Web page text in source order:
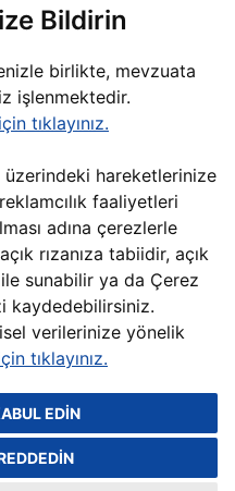
Bildirin
birlikte, mevzuata
işlenmektedir.
tıklayınız.
üzerindeki hareketlerinize
faaliyetleri
adına çerezlerle
rızanıza tabiidir, açık
ile sunabilir ya da Çerez
kaydedebilirsiniz.
verilerinize yönelik
tıklayınız.
EDİN
AYARLARIMI DEĞİŞTİR
hakları saklıdır. Burger King
tek hak sahibidir.
Inc. All rights reserved. Tüm
Inc., Popeyes® markası ve
saklıdır. Arby’s IP Holder,
sahibidir.
ticari markasıdır. © 2026
Sbarro International,
tek hak sahibidir.
hak sahibidir.